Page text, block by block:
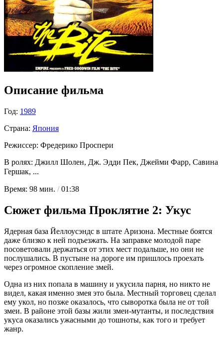
Описание фильма
Год: 1989
Страна: Япония
Режиссер: Фредерико Проспери
В ролях: Джилл Шолен, Дж. Эдди Пек, Джейми Фарр, Савина
Гершак, ...
Время: 98 мин. /01:38
Сюжет фильма Проклятие 2: Укус
Ядерная база Йеллоусэндс в штате Аризона. Местные боятся
даже близко к ней подъезжать. На заправке молодой паре
посоветовали держаться от этих мест подальше, но они не
послушались. В пустыне на дороге им пришлось проехать
через огромное скопление змей.
Одна из них попала в машину и укусила парня, но никто не
видел, какая именно змея это была. Местный торговец сделал
ему укол, но позже оказалось, что сыворотка была не от той
змеи. В районе этой базы жили змеи-мутанты, и последствия
укуса оказались ужасными до тошноты, как того и требует
жанр.